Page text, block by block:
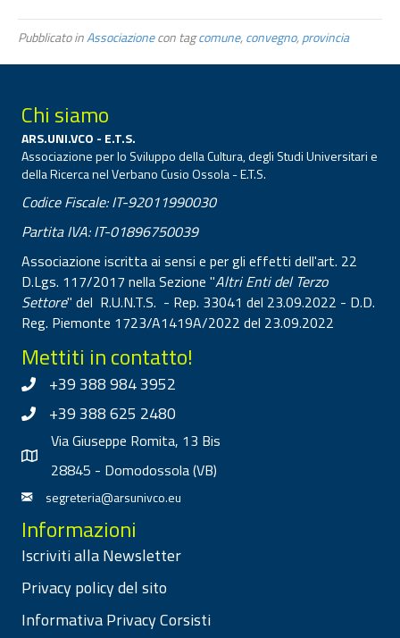
Pubblicato inAssociazionecon tagcomune,convegno,provincia
Chi siamo
ARS.UNI.VCO - E.T.S.
Associazione per lo Sviluppo della Cultura, degli Studi Universitari e
della Ricerca nel Verbano Cusio Ossola - E.T.S.
Codice Fiscale: IT-92011990030
Partita IVA: IT-01896750039
Associazione iscritta ai sensi e per gli effetti dell'art. 22
D.Lgs. 117/2017 nella Sezione "Altri Enti del Terzo
Settore" del R.U.N.T.S. - Rep. 33041 del 23.09.2022 - D.D.
Reg. Piemonte 1723/A1419A/2022 del 23.09.2022
Mettiti in contatto!
+39 388 984 3952
+39 388 625 2480
Via Giuseppe Romita, 13 Bis
28845 - Domodossola (VB)
segreteria@arsunivco.eu
Informazioni
Iscriviti alla Newsletter
Privacy policy del sito
Informativa Privacy Corsisti